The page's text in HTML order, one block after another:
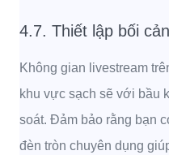
4.7. Thiết lập bối
Không gian livestream
khu vực sạch sẽ với bầu
soát. Đảm bảo rằng bạn
đèn tròn chuyên dụng